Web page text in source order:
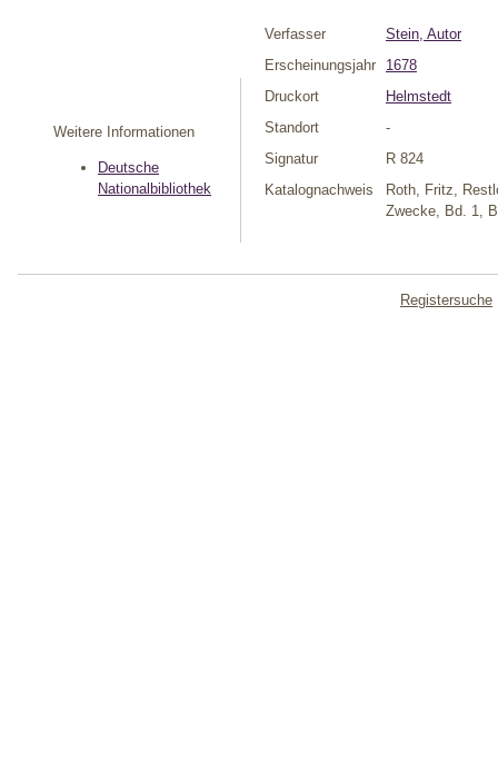
Weitere Informationen
Deutsche
Nationalbibliothek
Verfasser
Stein, Autor
Erscheinungsjahr
1678
Druckort
Helmstedt
Standort
-
Signatur
R 824
Katalognachweis
Roth, Fritz,
Zwecke, Bd. 1,
Registersuche